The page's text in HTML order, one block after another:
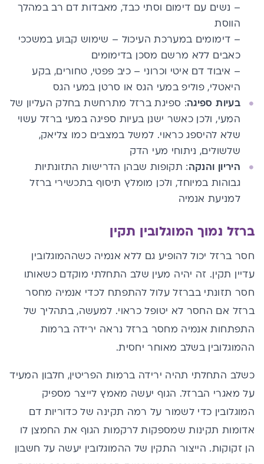
– נשים עם דימום וסתי כבד, מאבדות דם רב במהלך
הווסת
– דימומים במערכת העיכול – שימוש קבוע במשככי
כאבים ללא מרשם מסכן בדימומים
– איבוד דם איטי וכרוני – כיב פפטי, טחורים, בקע
היאטלי, פוליפ במעי הגס או סרטן במעי הגס
בעיות ספיגה: ספיגת ברזל מתרחשת בחלק העליון של
המעי, ולכן כאשר ישנן בעיות ספיגה במעי ברזל עשוי
שלא להיספג כראוי. למשל במצבים כמו צליאק,
שלשולים, ניתוחי מעי הדק
היריון והנקה: תקופות שבהן הדרישות התזונתיות
גבוהות במיוחד, ולכן מומלץ תיסוף בתכשירי ברזל
למניעת אנמיה
ברזל נמוך המוגלובין תקין
חסר ברזל יכול להופיע גם ללא אנמיה כשההמוגלובין
עדיין תקין. זה יהיה מעין שלב התחלתי מוקדם כשאותו
חסר תזונתי בברזל עלול להתפתח לכדי אנמיה מחסר
ברזל אם החסר לא יטופל כראוי. למעשה, בתהליך של
התפתחות אנמיה מחסר ברזל נראה ירידה ברמות
ההמוגלובין בשלב מאוחר יחסית.
כשלב התחלתי תהיה ירידה ברמות הפריטין, חלבון המעיד
על מאגרי הברזל. הגוף יעשה מאמץ לייצר מספיק
המוגלובין כדי לשמור על רמה תקינה של כדוריות דם
אדומות תקינות שמספקות לרקמות הגוף את החמצן לו
הן זקוקות. הייצור התקין של ההמוגלובין יעשה על חשבון